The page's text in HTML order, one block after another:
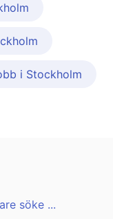
i Stockholm
söke ...